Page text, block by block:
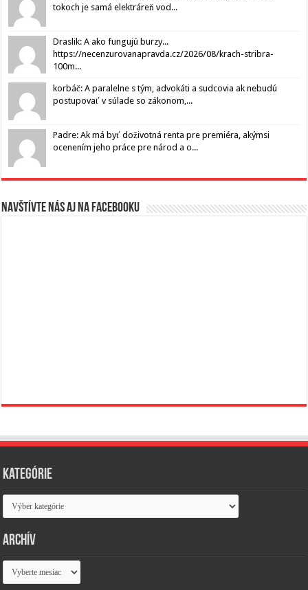
tokoch je samá elektráreň vod...
Draslik: A ako fungujú burzy...
https://necenzurovanapravda.cz/2026/08/krach-stribra-
100m...
korbáč: A paralelne s tým, advokáti a sudcovia ak nebudú
postupovať v súlade so zákonom,...
Padre: Ak má byť doživotná renta pre premiéra, akýmsi
ocenením jeho práce pre národ a o...
Navštívte nás aj na Facebooku
Kategórie
Kategórie
Archív
Archív